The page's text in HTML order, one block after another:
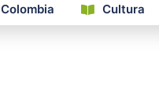
Colombia Cultura